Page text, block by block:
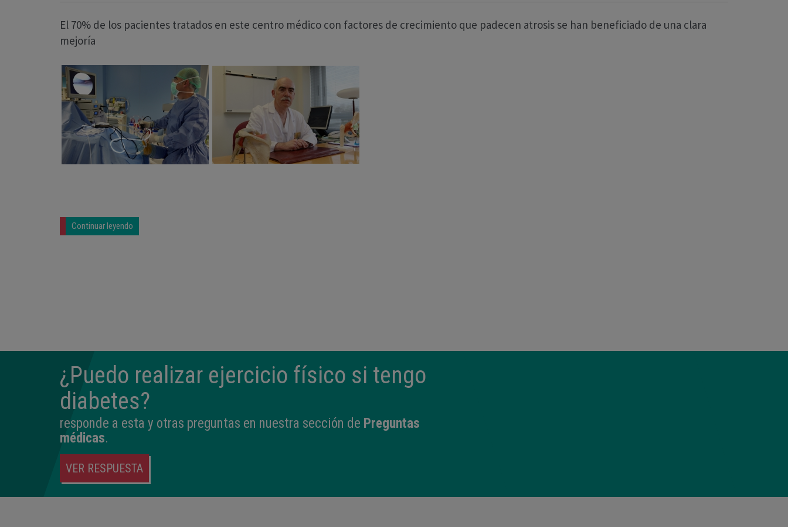
El 70% de los pacientes tratados en este centro médico con factores de crecimiento que padecen atrosis se han beneficiado de una clara
mejoría
Continuar leyendo
¿Puedo realizar ejercicio físico si tengo
diabetes?
responde a esta y otras preguntas en nuestra sección de Preguntas
médicas.
VER RESPUESTA